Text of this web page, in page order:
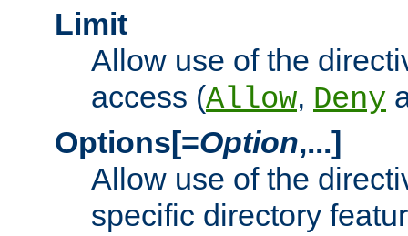
Limit
Allow use of the
access (Allow, Deny
Options[=Option,...]
Allow use of the
specific directory